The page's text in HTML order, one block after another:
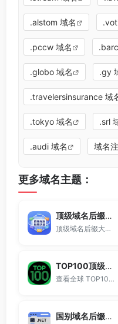
.alstom 域名
.pccw 域名
.globo 域名 .gy
.travelersinsurance 域
.tokyo 域名 .srl
.audi 域名 域名
更多域名主题：
顶级域名后缀大全
顶级域名后缀大全收录全球已开放注册的所有TLD后缀，包括gTLD、ccTLD、品牌域名后缀等。
TOP100顶级域名后缀排名榜
查看全球 TOP100 域名后缀。
国别域名后缀大全